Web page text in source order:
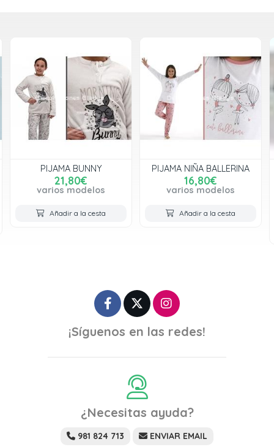
PIJAMA NIÑA BALLERINA
varios modelos
Añadir a la cesta
PIJAMA
INFANTIL NIÑO
KINANIT
¡Síguenos en las redes!
¿Necesitas ayuda?
981 824 713 ENVIAR EMAIL